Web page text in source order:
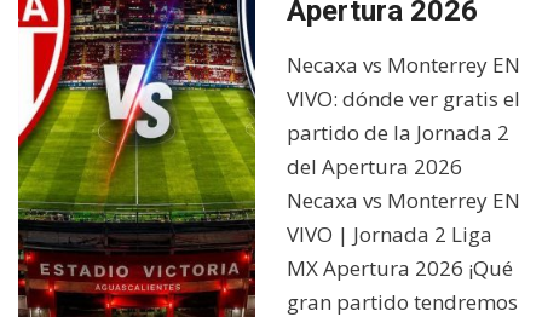
Apertura 2026
Necaxa vs Monterrey EN
VIVO: dónde ver gratis el
partido de la Jornada 2
del Apertura 2026
Necaxa vs Monterrey EN
VIVO | Jornada 2 Liga
MX Apertura 2026 ¡Qué
gran partido tendremos